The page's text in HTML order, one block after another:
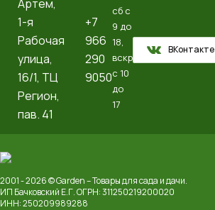
Артем, ​
1-я
Рабочая
улица,
16/1, ТЦ
Регион,
пав. 41
+7
966
290
9050
сб с
9 до
18,
вскр
с 10
до
17
ВКонтакте
2001 - 2026 © Garden – Товары для сада и дачи.
ИП Бачковский Е.Г. ОГРН: 311250219200020
ИНН: 250209989288